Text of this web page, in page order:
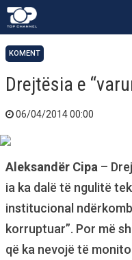
KOMENT
Drejtësia e
06/04/2014 00:00
Aleksandër Cipa –
ia ka dalë të ngulitë
institucional
korruptuar”. Por më
që ka nevojë të